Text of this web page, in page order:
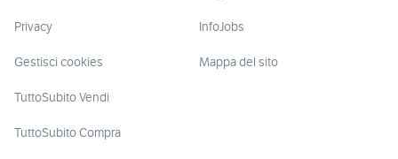
Privacy
Gestisci cookies
TuttoSubito Vendi
TuttoSubito Compra
InfoJobs
Mappa del sito